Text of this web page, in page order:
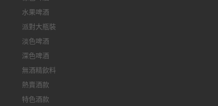
水果啤酒
派對大瓶裝
淡色啤酒
深色啤酒
無酒精飲料
熱賣酒款
特色酒款